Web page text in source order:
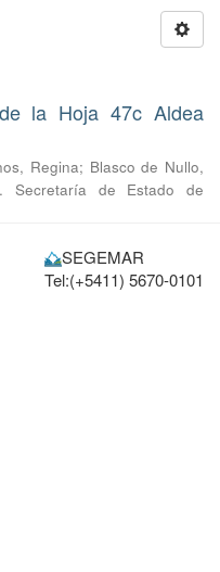
la Hoja 47c Aldea
Regina; Blasco de Nullo,
Secretaría de Estado de
SEGEMAR
Tel:(+5411) 5670-0101